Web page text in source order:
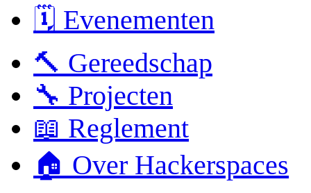
🗓️ Evenementen
🔨 Gereedschap
🔧 Projecten
📖 Reglement
🏠 Over Hackerspaces